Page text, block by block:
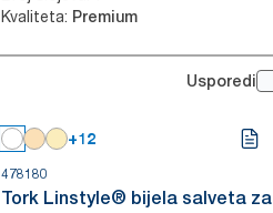
Kvaliteta: Premium
Usporedi
+12
478180
Tork Linstyle® bijela salveta za